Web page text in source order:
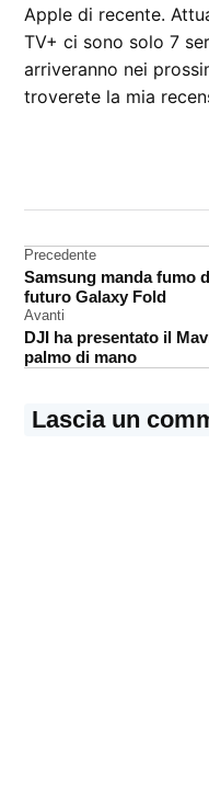
Apple di recente.
TV+ ci sono solo 7
arriveranno nei
troverete la mia
Apple
Tv
studenti
Navigazione
articoli
Precedente
Samsung manda fumo
futuro Galaxy Fold
Avanti
DJI ha presentato il
palmo di mano
Lascia un